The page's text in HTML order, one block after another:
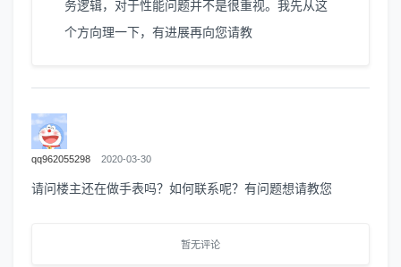
务逻辑，对于性能问题并不是很重视。我先从这
个方向理一下，有进展再向您请教
qq962055298 2020-03-30
请问楼主还在做手表吗？如何联系呢？有问题想请教您
暂无评论